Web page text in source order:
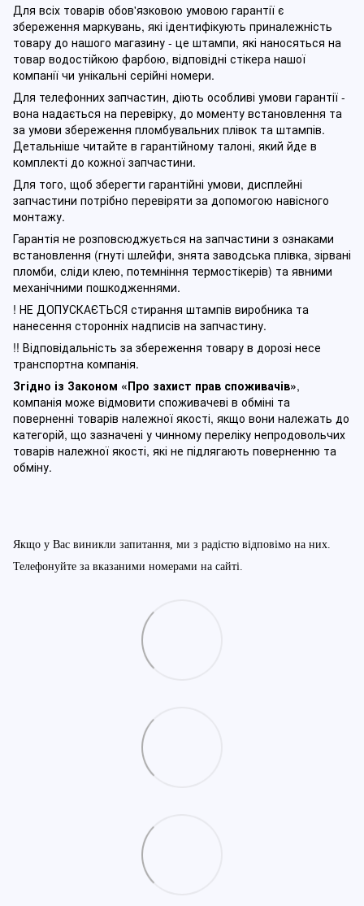
Для всіх товарів обов'язковою умовою гарантії є
збереження маркувань, які ідентифікують приналежність
товару до нашого магазину - це штампи, які наносяться на
товар водостійкою фарбою, відповідні стікера нашої
компанії чи унікальні серійні номери.
Для телефонних запчастин, діють особливі умови гарантії -
вона надається на перевірку, до моменту встановлення та
за умови збереження пломбувальних плівок та штампів.
Детальніше читайте в гарантійному талоні, який йде в
комплекті до кожної запчастини.
Для того, щоб зберегти гарантійні умови, дисплейні
запчастини потрібно перевіряти за допомогою навісного
монтажу.
Гарантія не розповсюджується на запчастини з ознаками
встановлення (гнуті шлейфи, знята заводська плівка, зірвані
пломби, сліди клею, потемніння термостікерів) та явними
механічними пошкодженнями.
! НЕ ДОПУСКАЄТЬСЯ стирання штампів виробника та
нанесення сторонніх надписів на запчастину.
!! Відповідальність за збереження товару в дорозі несе
транспортна компанія.
Згідно із Законом «Про захист прав споживачів»,
компанія може відмовити споживачеві в обміні та
поверненні товарів належної якості, якщо вони належать до
категорій, що зазначені у чинному переліку непродовольчих
товарів належної якості, які не підлягають поверненню та
обміну.
Якщо у Вас виникли запитання, ми з радістю відповімо на них.
Телефонуйте за вказаними номерами на сайті.